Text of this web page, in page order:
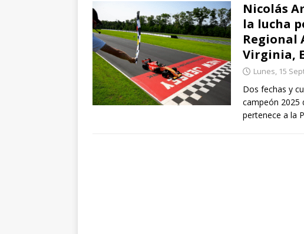
Nicolás
la lucha
Regional
Virginia,
Lunes, 15
Dos fechas y
campeón 2025
pertenece a la